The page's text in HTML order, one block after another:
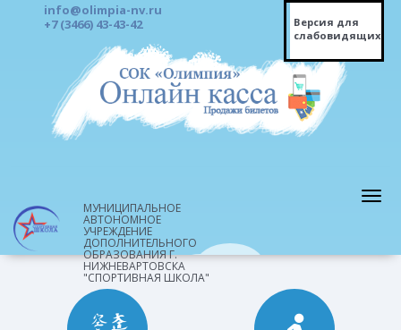
info@olimpia-nv.ru
+7 (3466) 43-43-42
Версия для
слабовидящих
МУНИЦИПАЛЬНОЕ
АВТОНОМНОЕ
УЧРЕЖДЕНИЕ
ДОПОЛНИТЕЛЬНОГО
ОБРАЗОВАНИЯ Г.
НИЖНЕВАРТОВСКА
"СПОРТИВНАЯ ШКОЛА"